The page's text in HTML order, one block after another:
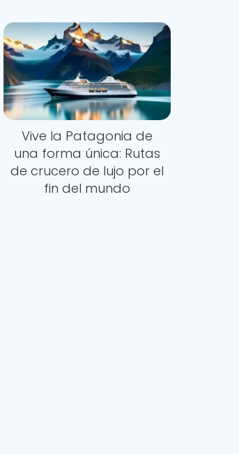
Vive la Patagonia de
una forma única: Rutas
de crucero de lujo por el
fin del mundo